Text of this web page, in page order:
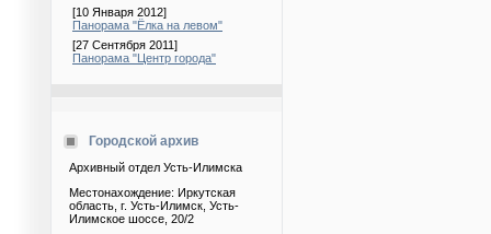
[10 Января 2012]
Панорама "Ёлка на левом"
[27 Сентября 2011]
Панорама "Центр города"
Городской архив
Архивный отдел Усть-Илимска
Местонахождение: Иркутская
область, г. Усть-Илимск, Усть-
Илимское шоссе, 20/2